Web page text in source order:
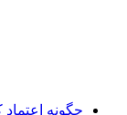
چگونه اعتماد